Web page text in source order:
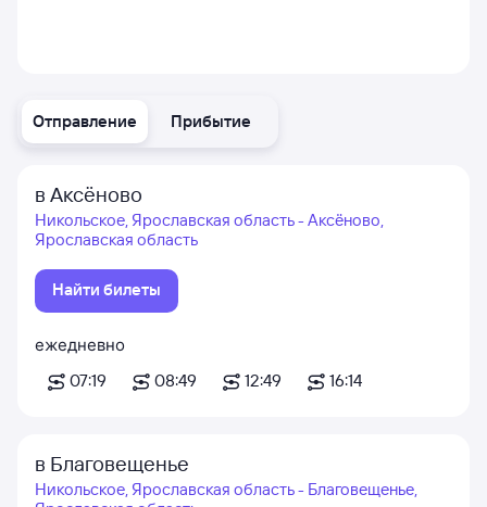
Отправление Прибытие
в Аксёново
Никольское, Ярославская область - Аксёново,
Ярославская область
Найти билеты
ежедневно
07:19
08:49 12:49 16:14
в Благовещенье
Никольское, Ярославская область - Благовещенье,